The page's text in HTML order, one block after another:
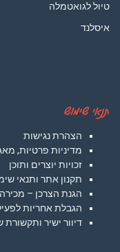
טיול לגואטמלה
איסלנד
תנאי שימוש
הצהרת נגישות
מדיניות פרטיות,
זכויות יוצרים ותוכן
תקנון אתר ותנאי
הגנת הצרכן –
הגבלת אחריות
דיוור ישיר ותקשורת